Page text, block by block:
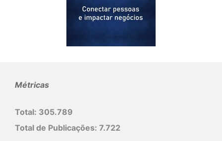
Métricas
Total: 305.789
Total de Publicações: 7.722